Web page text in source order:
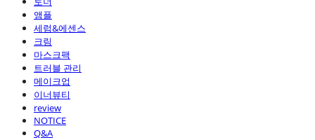
앰플
세럼&에센스
크림
마스크팩
트러블 관리
메이크업
이너뷰티
review
NOTICE
Q&A